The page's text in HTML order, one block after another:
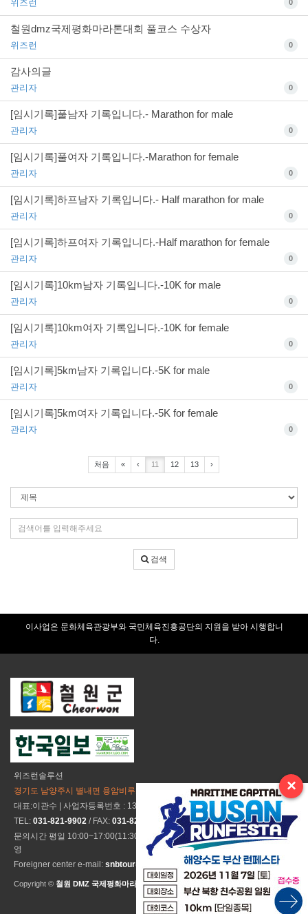
위즈런 0
철원dmz국제평화마라톤대회 풀코스 수상자
위즈런 0
감사의글
관리자 0
[임시기록]풀남자 기록입니다.- Marathon for male
관리자 0
[임시기록]풀여자 기록입니다.-Marathon for female
관리자 0
[임시기록]하프남자 기록입니다.- Half marathon for male
관리자 0
[임시기록]하프여자 기록입니다.-Half marathon for female
관리자 0
[임시기록]10km남자 기록입니다.-10K for male
관리자 0
[임시기록]10km여자 기록입니다.-10K for female
관리자 0
[임시기록]5km남자 기록입니다.-5K for male
관리자 0
[임시기록]5km여자 기록입니다.-5K for female
관리자 0
처음 « ‹ 11 12 13 ›
색
조
색
어
입
검색
이사업은 문화체육관광부와 국민체육진흥공단의 지원을 받아 시행합니
다.
위즈런솔루션
경기도 남양주시 별내면 용암비루개길 165 위즈런
대표:이관수 | 사업자등록번호 : 132-86-30033
TEL: 031-821-9902 / FAX: 031-821-9800/ e-mail:wizrunsol@naver.com
문의시간 평일 10:00~17:00(11:30~13:30 점심시간) ※ 주말 및 공휴일 미운
영
Foreigner center e-mail: snbtour@naver.com
Copyright © 철원 DMZ 국제평화마라톤All Rights Reseved.
×